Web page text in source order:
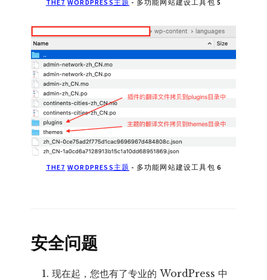
THE7 WORDPRESS主题 - 多功能网站建设工具包 5
THE7 WORDPRESS主题 - 多功能网站建设工具包 6
安全问题
现在起，您也有了专业的 WordPress 中